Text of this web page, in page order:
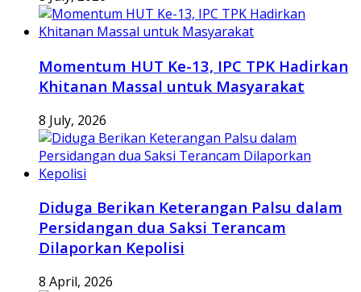
Momentum HUT Ke-13, IPC TPK Hadirkan
Khitanan Massal untuk Masyarakat
8 July, 2026
Diduga Berikan Keterangan Palsu dalam
Persidangan dua Saksi Terancam
Dilaporkan Kepolisi
8 April, 2026